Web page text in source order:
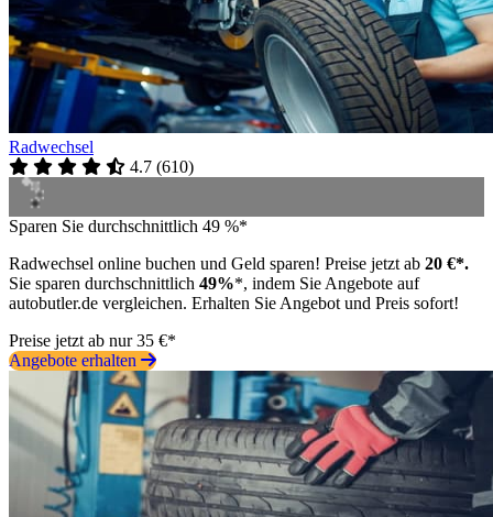
Radwechsel
4.7 (610)
Sparen Sie durchschnittlich 49 %*
Radwechsel online buchen und Geld sparen! Preise jetzt ab 20 €*.
Sie sparen durchschnittlich 49%*, indem Sie Angebote auf
autobutler.de vergleichen. Erhalten Sie Angebot und Preis sofort!
Preise jetzt ab nur 35 €*
Angebote erhalten